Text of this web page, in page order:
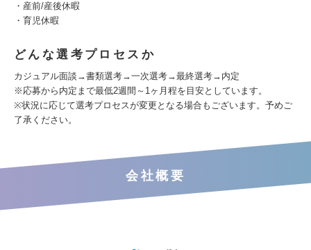
・産前/産後休暇
・育児休暇
どんな選考プロセスか
カジュアル面談→書類選考→一次選考→最終選考→内定
※応募から内定まで最低2週間～1ヶ月程を目安としています。
※状況に応じて選考プロセスが変更となる場合もございます。予めご
了承ください。
会社概要